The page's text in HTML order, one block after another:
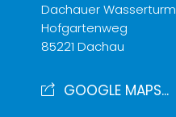
Dachauer Wasserturm
Hofgartenweg
85221 Dachau
GOOGLE MAPS...